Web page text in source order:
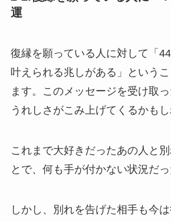
運
復縁を願っている人に対して「
叶えられる兆しがある」という
ます。このメッセージを受け取
うれしさがこみ上げてくるかもし
これまで大好きだったあの人と
とで、何も手が付かない状況だっ
しかし、別れを告げた相手も今